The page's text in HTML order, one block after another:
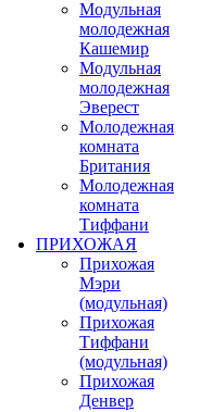
Модульная
молодежная
Кашемир
Модульная
молодежная
Эверест
Молодежная
комната
Британия
Молодежная
комната
Тиффани
ПРИХОЖАЯ
Прихожая
Мэри
(модульная)
Прихожая
Тиффани
(модульная)
Прихожая
Денвер